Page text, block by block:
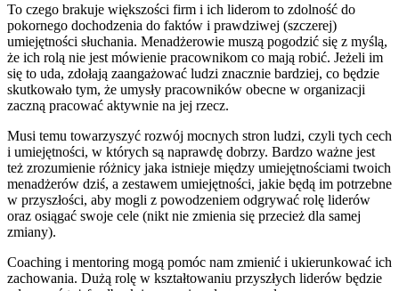
To czego brakuje większości firm i ich liderom to zdolność do
pokornego dochodzenia do faktów i prawdziwej (szczerej)
umiejętności słuchania. Menadżerowie muszą pogodzić się z myślą,
że ich rolą nie jest mówienie pracownikom co mają robić. Jeżeli im
się to uda, zdołają zaangażować ludzi znacznie bardziej, co będzie
skutkowało tym, że umysły pracowników obecne w organizacji
zaczną pracować aktywnie na jej rzecz.
Musi temu towarzyszyć rozwój mocnych stron ludzi, czyli tych cech
i umiejętności, w których są naprawdę dobrzy. Bardzo ważne jest
też zrozumienie różnicy jaka istnieje między umiejętnościami twoich
menadżerów dziś, a zestawem umiejętności, jakie będą im potrzebne
w przyszłości, aby mogli z powodzeniem odgrywać rolę liderów
oraz osiągać swoje cele (nikt nie zmienia się przecież dla samej
zmiany).
Coaching i mentoring mogą pomóc nam zmienić i ukierunkować ich
zachowania. Dużą rolę w kształtowaniu przyszłych liderów będzie